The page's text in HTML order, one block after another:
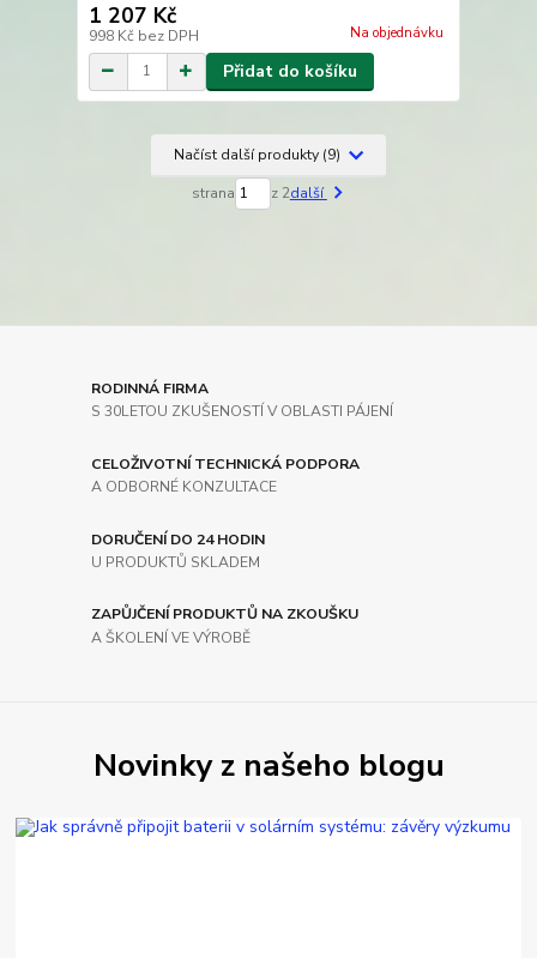
1 207 Kč
998 Kč bez DPH Na objednávku
Přidat do košíku
Načíst další produkty (9)
strana z 2další
RODINNÁ FIRMA
S 30LETOU ZKUŠENOSTÍ V OBLASTI PÁJENÍ
CELOŽIVOTNÍ TECHNICKÁ PODPORA
A ODBORNÉ KONZULTACE
DORUČENÍ DO 24 HODIN
U PRODUKTŮ SKLADEM
ZAPŮJČENÍ PRODUKTŮ NA ZKOUŠKU
A ŠKOLENÍ VE VÝROBĚ
Novinky z našeho blogu